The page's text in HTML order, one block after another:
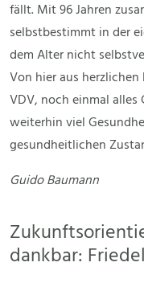
fällt. Mit 96 Jahren
selbstbestimmt in der
dem Alter nicht
Von hier aus
VDV, noch einmal alles
weiterhin viel
gesundheitlichen
Guido Baumann
dankbar: